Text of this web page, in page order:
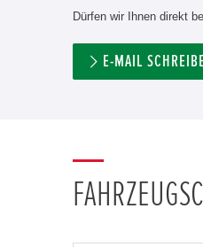
Dürfen wir Ihnen direkt
E-MAIL